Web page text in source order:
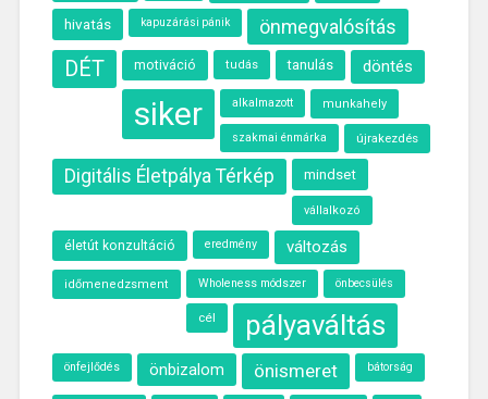
hivatás kapuzárási pánik önmegvalósítás
DÉT motiváció tudás tanulás döntés
siker alkalmazott munkahely
szakmai énmárka újrakezdés
Digitális Életpálya Térkép mindset
vállalkozó
életút konzultáció eredmény változás
időmenedzsment Wholeness módszer önbecsülés
cél pályaváltás
önfejlődés önbizalom önismeret bátorság